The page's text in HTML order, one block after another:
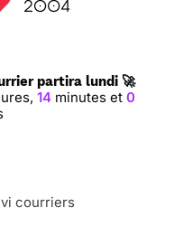
partira lundi 🚀
13minutes et59
courriers